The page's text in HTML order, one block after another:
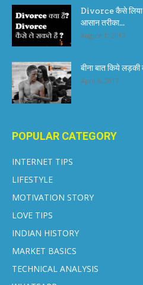
Divorce कैसे
आसान तरीका...
August 1, 2017
बीना बात किये
April 6, 2017
POPULAR CATEGORY
INTERNET TIPS
LIFESTYLE
MOTIVATION STORY
LOVE TIPS
INDIAN HISTORY
MARKET BASICS
TECHNICAL ANALYSIS